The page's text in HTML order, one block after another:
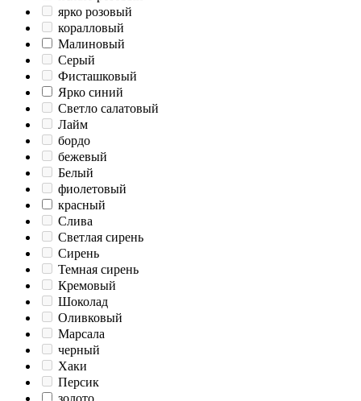
ярко розовый
коралловый
Малиновый
Серый
Фисташковый
Ярко синий
Светло салатовый
Лайм
бордо
бежевый
Белый
фиолетовый
красный
Слива
Светлая сирень
Сирень
Темная сирень
Кремовый
Шоколад
Оливковый
Марсала
черный
Хаки
Персик